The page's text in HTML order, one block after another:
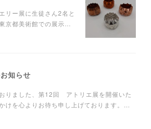
リー展に生徒さん2名と
京都美術館での展示…
知らせ
りました、第12回 アトリエ展を開催いた
けを心よりお待ち申し上げております。…